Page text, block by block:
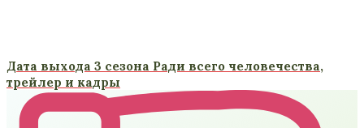
Дата выхода 3 сезона Ради всего человечества,
трейлер и кадры